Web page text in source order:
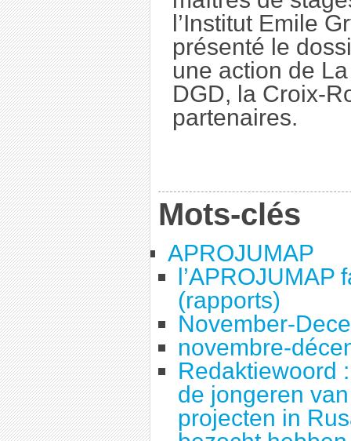
l’Institut Emile
présenté le
une action de
DGD, la Croix-
partenaires.
Mots-clés
APROJUMAP
l’APROJUMAP
(rapports)
November-
novembre-
Redaktiewoord
de jongeren
projecten in